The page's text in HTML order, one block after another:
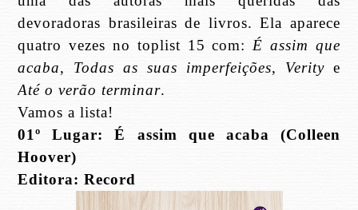
devoradoras brasileiras de livros. Ela aparece
quatro vezes no toplist 15 com:É assim que
acaba, Todas as suas imperfeições, Veritye
Até o verão terminar.
Vamos a lista!
01º Lugar: É assim que acaba (Colleen
Hoover)
Editora: Record